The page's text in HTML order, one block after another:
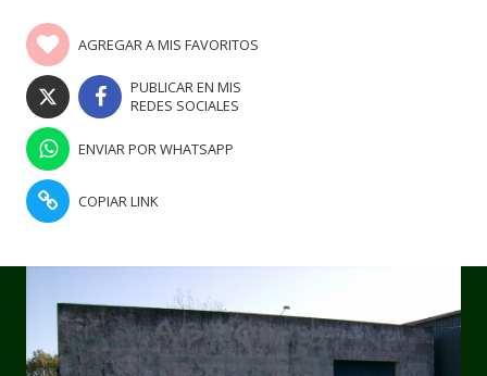
AGREGAR A MIS FAVORITOS
PUBLICAR EN MIS
REDES SOCIALES
ENVIAR POR WHATSAPP
COPIAR LINK